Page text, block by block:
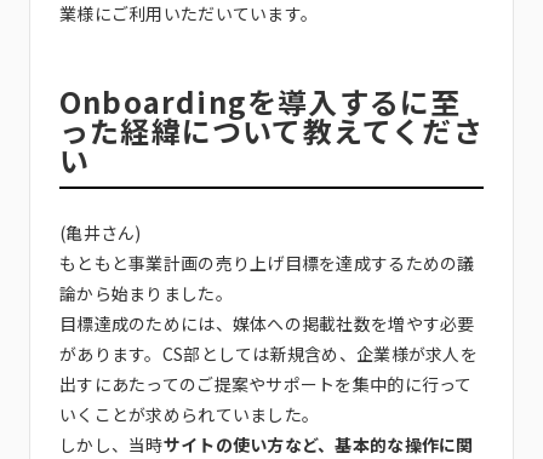
業様にご利用いただいています。
Onboardingを導入するに至
った経緯について教えてくださ
い
(亀井さん)
もともと事業計画の売り上げ目標を達成するための議
論から始まりました。
目標達成のためには、媒体への掲載社数を増やす必要
があります。CS部としては新規含め、企業様が求人を
出すにあたってのご提案やサポートを集中的に行って
いくことが求められていました。
しかし、当時サイトの使い方など、基本的な操作に関